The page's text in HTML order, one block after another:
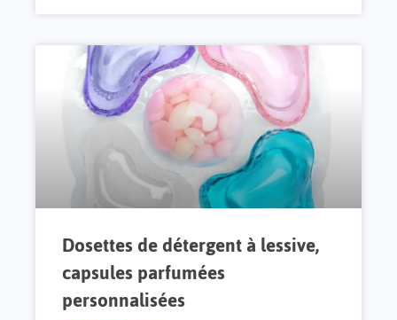
Dosettes de détergent à lessive,
capsules parfumées
personnalisées